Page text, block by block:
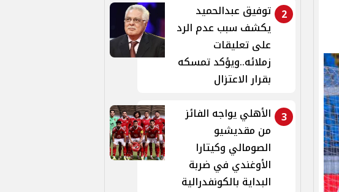
2 توفيق عبدالحميد
يكشف سبب عدم الرد
على تعليقات
زملائه..ويؤكد تمسكه
بقرار الاعتزال
3 الأهلي يواجه الفائز
من مقديشيو
الصومالي وكيتارا
الأوغندي في ضربة
البداية بالكونفدرالية